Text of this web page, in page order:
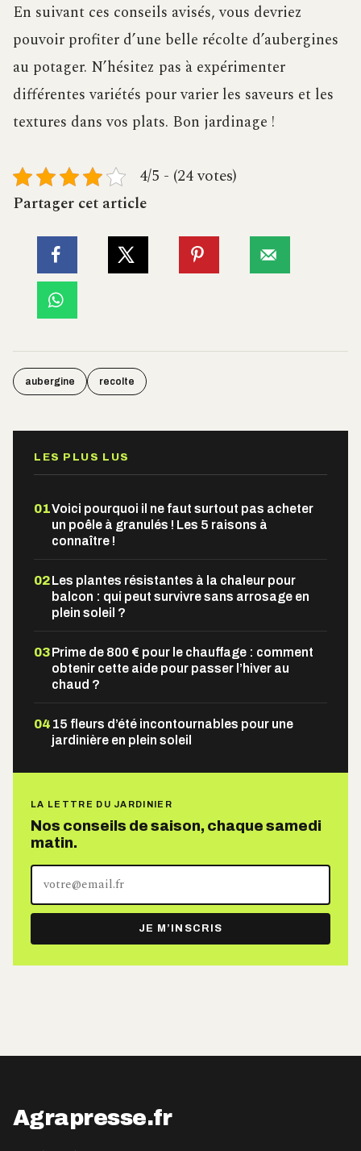
En suivant ces conseils avisés, vous devriez
pouvoir profiter d’une belle récolte d’aubergines
au potager. N’hésitez pas à expérimenter
différentes variétés pour varier les saveurs et les
textures dans vos plats. Bon jardinage !
4/5 - (24 votes)
Partager cet article
aubergine recolte
LES PLUS LUS
01Voici pourquoi il ne faut surtout pas acheter
un poêle à granulés ! Les 5 raisons à
connaître !
02Les plantes résistantes à la chaleur pour
balcon : qui peut survivre sans arrosage en
plein soleil ?
03Prime de 800 € pour le chauffage : comment
obtenir cette aide pour passer l’hiver au
chaud ?
04 15 fleurs d’été incontournables pour une
jardinière en plein soleil
LA LETTRE DU JARDINIER
Nos conseils de saison, chaque samedi
matin.
Votre
adresse
e-
mail
JE M’INSCRIS
Agrapresse.fr